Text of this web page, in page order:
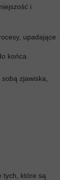
i
upadające
końca.
zjawiska,
tych, które są